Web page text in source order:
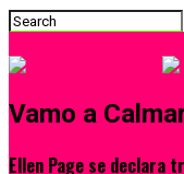
Vamo a
Ellen Page se declara